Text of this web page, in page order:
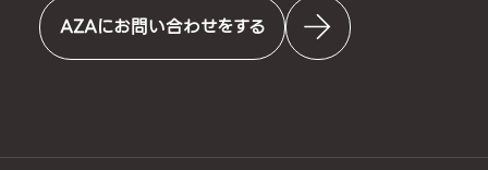
AZAにお問い合わせをする